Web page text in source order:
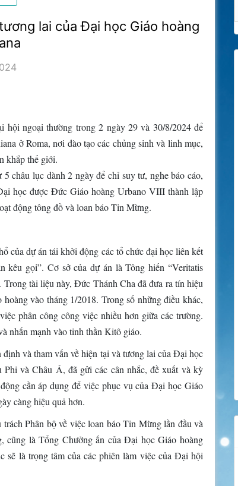
lai của Đại học Giáo hoàng
ngoại thường trong 2 ngày 29 và 30/8/2024 để
ở Roma, nơi đào tạo các chủng sinh và linh mục,
khắp thế giới.
châu lục dành 2 ngày để chỉ suy tư, nghe báo cáo,
học được Đức Giáo hoàng Urbano VIII thành lập
động tông đồ và loan báo Tin Mừng.
của dự án tái khởi động các tổ chức đại học liên kết
kêu gọi”. Cơ sở của dự án là Tông hiến “Veritatis
tài liệu này, Đức Thánh Cha đã đưa ra tín hiệu
vào tháng 1/2018. Trong số những điều khác,
phân công công việc nhiều hơn giữa các trường.
nhấn mạnh vào tinh thần Kitô giáo.
và tham vấn về hiện tại và tương lai của Đại học
và Châu Á, đã gửi các cân nhắc, đề xuất và kỳ
cần áp dụng để việc phục vụ của Đại học Giáo
càng hiệu quả hơn.
Phân bộ về việc loan báo Tin Mừng lần đầu và
là Tổng Chưởng ấn của Đại học Giáo hoàng
sẽ là trọng tâm của các phiên làm việc của Đại hội